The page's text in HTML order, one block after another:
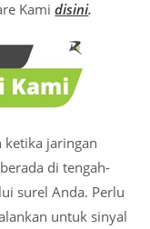
Kamidisini.
ketika jaringan
di tengah-
surel Anda. Perlu
untuk sinyal